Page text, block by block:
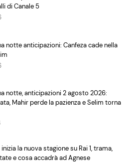
di Canale 5
notte anticipazioni: Canfeza cade nella
notte, anticipazioni 2 agosto 2026:
Mahir perde la pazienza e Selim torna
la nuova stagione su Rai 1, trama,
e cosa accadrà ad Agnese